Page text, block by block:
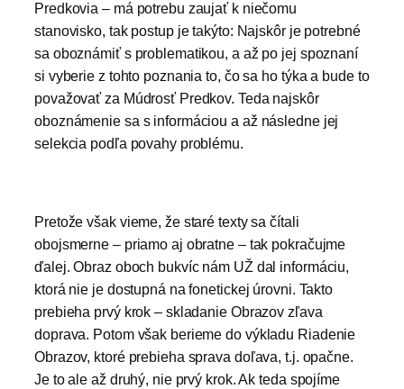
Predkovia – má potrebu zaujať k niečomu
stanovisko, tak postup je takýto: Najskôr je potrebné
sa oboznámiť s problematikou, a až po jej spoznaní
si vyberie z tohto poznania to, čo sa ho týka a bude to
považovať za Múdrosť Predkov. Teda najskôr
oboznámenie sa s informáciou a až následne jej
selekcia podľa povahy problému.
Pretože však vieme, že staré texty sa čítali
obojsmerne – priamo aj obratne – tak pokračujme
ďalej. Obraz oboch bukvíc nám UŽ dal informáciu,
ktorá nie je dostupná na fonetickej úrovni. Takto
prebieha prvý krok – skladanie Obrazov zľava
doprava. Potom však berieme do výkladu Riadenie
Obrazov, ktoré prebieha sprava doľava, t.j. opačne.
Je to ale až druhý, nie prvý krok. Ak teda spojíme